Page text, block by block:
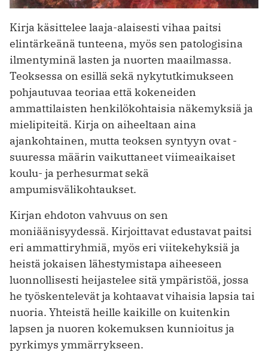
Kirja käsittelee laaja-alaisesti ­vihaa paitsi
elintärkeänä tunteena, myös sen patologisina
ilmentyminä lasten ja nuorten maailmassa.
Teoksessa on esillä sekä nyky­tutkimukseen
pohjautuvaa teoriaa että kokeneiden
ammattilaisten henkilökohtaisia näkemyksiä ja
mielipiteitä. Kirja on ­aiheeltaan aina
ajankohtainen, mutta teoksen syntyyn ovat ­
suuressa määrin vaikuttaneet viimeaikaiset
koulu- ja perhesurmat sekä
ampumisvälikohtaukset.
Kirjan ehdoton vahvuus on sen
moniäänisyydessä. Kirjoittavat edustavat paitsi
eri ammattiryhmiä, myös eri viitekehyksiä ja
heistä jokaisen lähestymistapa aiheeseen
luonnollisesti heijastelee sitä ympäristöä, jossa
he työskentelevät ja kohtaavat vihaisia lapsia tai
nuoria. Yhteistä heille kaikille on kuitenkin
lapsen ja nuoren kokemuksen kunnioitus ja
pyrkimys ymmärrykseen.